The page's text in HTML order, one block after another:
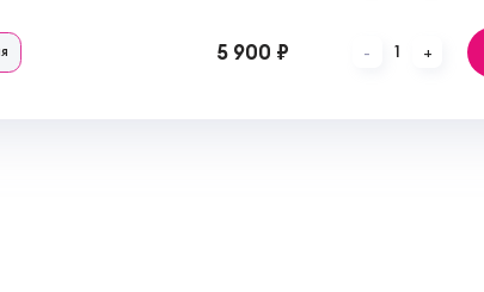
5 900 ₽ - 1 +